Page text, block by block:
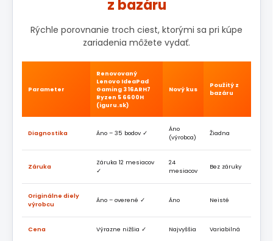
z bazáru
Rýchle porovnanie troch ciest, ktorými sa pri kúpe
zariadenia môžete vydať.
Parameter
Renovovaný
Lenovo IdeaPad
Gaming 3 16ARH7
Ryzen 5 6600H
(iguru.sk)
Nový kus
Použitý z
bazáru
Diagnostika Áno – 35 bodov ✓
Áno
(výrobca)
Žiadna
Záruka
Záruka 12 mesiacov
✓
24
mesiacov
Bez záruky
Originálne diely
výrobcu
Áno – overené ✓ Áno Neisté
Cena Výrazne nižšia ✓ Najvyššia Variabilná